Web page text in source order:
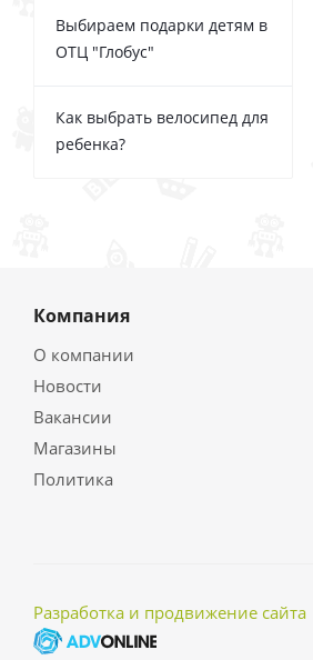
Выбираем подарки детям в
ОТЦ "Глобус"
Как выбрать велосипед для
ребенка?
Компания
О компании
Новости
Вакансии
Магазины
Политика
Разработка и продвижение сайта